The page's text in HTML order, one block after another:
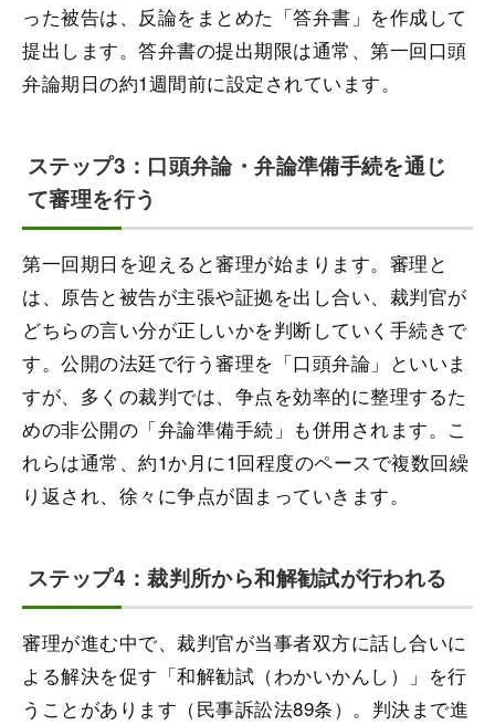
った被告は、反論をまとめた「答弁書」を作成して
提出します。答弁書の提出期限は通常、第一回口頭
弁論期日の約1週間前に設定されています。
ステップ3：口頭弁論・弁論準備手続を通じ
て審理を行う
第一回期日を迎えると審理が始まります。審理と
は、原告と被告が主張や証拠を出し合い、裁判官が
どちらの言い分が正しいかを判断していく手続きで
す。公開の法廷で行う審理を「口頭弁論」といいま
すが、多くの裁判では、争点を効率的に整理するた
めの非公開の「弁論準備手続」も併用されます。こ
れらは通常、約1か月に1回程度のペースで複数回繰
り返され、徐々に争点が固まっていきます。
ステップ4：裁判所から和解勧試が行われる
審理が進む中で、裁判官が当事者双方に話し合いに
よる解決を促す「和解勧試（わかいかんし）」を行
うことがあります（民事訴訟法89条）。判決まで進